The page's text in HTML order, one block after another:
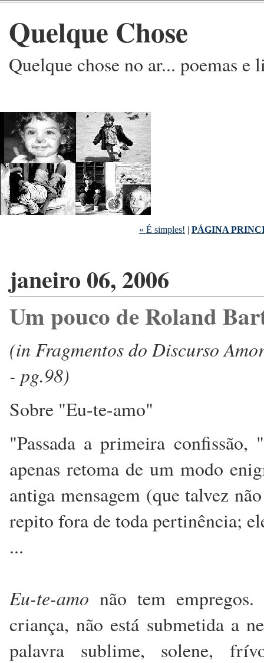
Quelque Chose
Quelque chose no ar... poemas e
« É simples! | PÁGINA
janeiro 06, 2006
Um pouco de Roland
(in Fragmentos do Discurso
- pg.98)
Sobre "Eu-te-amo"
"Passada a primeira
apenas retoma de um modo
antiga mensagem (que talvez
repito fora de toda pertinência;
...
Eu-te-amo não tem
criança, não está submetida a
palavra sublime, solene,